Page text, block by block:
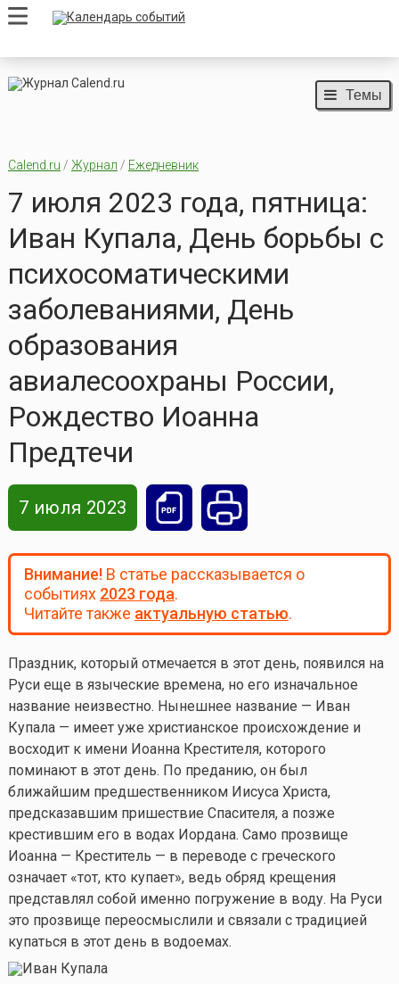
Темы
Calend.ru / Журнал / Ежедневник
7 июля 2023 года, пятница:
Иван Купала, День борьбы с
психосоматическими
заболеваниями, День
образования
авиалесоохраны России,
Рождество Иоанна
Предтечи
7 июля 2023
Внимание!В статье рассказывается о
событиях 2023 года.
Читайте также актуальную статью.
Праздник, который отмечается в этот день, появился на
Руси еще в языческие времена, но его изначальное
название неизвестно. Нынешнее название — Иван
Купала — имеет уже христианское происхождение и
восходит к имени Иоанна Крестителя, которого
поминают в этот день. По преданию, он был
ближайшим предшественником Иисуса Христа,
предсказавшим пришествие Спасителя, а позже
крестившим его в водах Иордана. Само прозвище
Иоанна — Креститель — в переводе с греческого
означает «тот, кто купает», ведь обряд крещения
представлял собой именно погружение в воду. На Руси
это прозвище переосмыслили и связали с традицией
купаться в этот день в водоемах.